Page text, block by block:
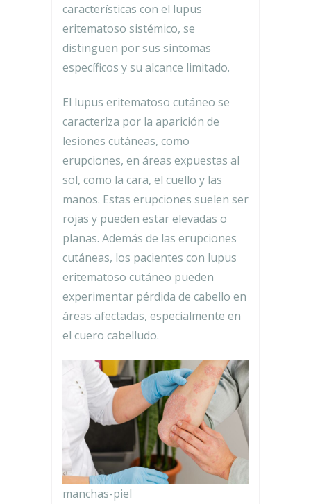
características con el lupus
eritematoso sistémico, se
distinguen por sus síntomas
específicos y su alcance limitado.
El lupus eritematoso cutáneo se
caracteriza por la aparición de
lesiones cutáneas, como
erupciones, en áreas expuestas al
sol, como la cara, el cuello y las
manos. Estas erupciones suelen ser
rojas y pueden estar elevadas o
planas. Además de las erupciones
cutáneas, los pacientes con lupus
eritematoso cutáneo pueden
experimentar pérdida de cabello en
áreas afectadas, especialmente en
el cuero cabelludo.
manchas-piel